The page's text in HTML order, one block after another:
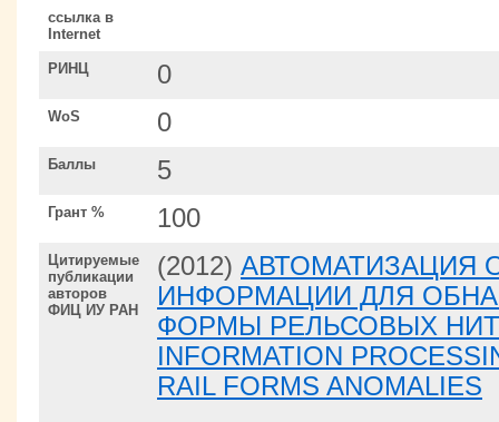
ссылка в
Internet
РИНЦ 0
WoS 0
Баллы 5
Грант % 100
Цитируемые
публикации
авторов
ФИЦ ИУ РАН
(2012) АВТОМАТИЗАЦИЯ
ИНФОРМАЦИИ ДЛЯ
ФОРМЫ РЕЛЬСОВЫХ
INFORMATION
RAIL FORMS ANOMALIES